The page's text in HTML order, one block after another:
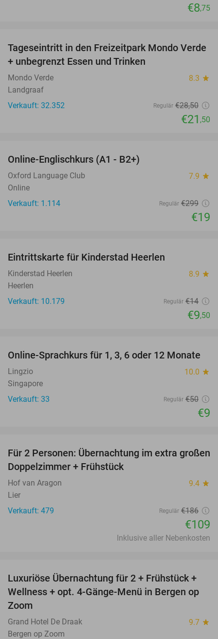
€8,75
25%
Tageseintritt in den Freizeitpark Mondo Verde
+ unbegrenzt Essen und Trinken
Mondo Verde 8.3 star
Landgraaf
Verkauft: 32.352
Regulär €28,50
€21 ,50
Online-Englischkurs (A1 - B2+)
Oxford Language Club 7.9 star
Online
Verkauft: 1.114
Regulär €299
€19
Eintrittskarte für Kinderstad Heerlen
Kinderstad Heerlen 8.9 star
Heerlen
Verkauft: 10.179
Regulär €14
€9,50
82%
Online-Sprachkurs für 1, 3, 6 oder 12 Monate
Lingzio 10.0 star
Singapore
Verkauft: 33
Regulär €50
€9
41%
Für 2 Personen: Übernachtung im extra großen
Doppelzimmer + Frühstück
Hof van Aragon 9.4 star
Lier
Verkauft: 479
Regulär €186
€109
Inklusive aller Nebenkosten
38%
Luxuriöse Übernachtung für 2 + Frühstück +
Wellness + opt. 4-Gänge-Menü in Bergen op
Zoom
Grand Hotel De Draak 9.7 star
Bergen op Zoom